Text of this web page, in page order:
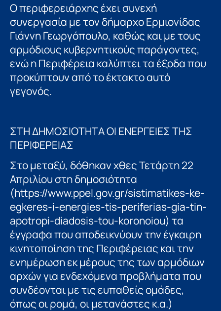
Ο περιφερειάρχης έχει συνεχή
συνεργασία με τον δήμαρχο Ερμιονίδας
Γιάννη Γεωργόπουλο, καθώς και με τους
αρμόδιους κυβερνητικούς παράγοντες,
ενώ η Περιφέρεια καλύπτει τα έξοδα που
προκύπτουν από το έκτακτο αυτό
γεγονός.
ΣΤΗ ΔΗΜΟΣΙΟΤΗΤΑ ΟΙ ΕΝΕΡΓΕΙΕΣ ΤΗΣ
ΠΕΡΙΦΕΡΕΙΑΣ
Στο μεταξύ, δόθηκαν χθες Τετάρτη 22
Απριλίου στη δημοσιότητα
(https://www.ppel.gov.gr/sistimatikes-ke-
egkeres-i-energies-tis-periferias-gia-tin-
apotropi-diadosis-tou-koronoiou) τα
έγγραφα που αποδεικνύουν την έγκαιρη
κινητοποίηση της Περιφέρειας και την
ενημέρωση εκ μέρους της των αρμόδιων
αρχών για ενδεχόμενα προβλήματα που
συνδέονται με τις ευπαθείς ομάδες,
όπως οι ρομά, οι μετανάστες κ.α.)